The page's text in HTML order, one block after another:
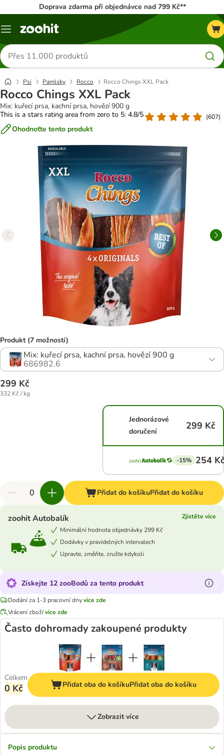
Doprava zdarma při objednávce nad 799 Kč**
Menu
Hledat
produkty
Psi Pamlsky Rocco Rocco Chings XXL Pack
Rocco Chings XXL Pack
Mix: kuřecí prsa, kachní prsa, hovězí 900 g
This is a stars rating area from zero to 5: 4.8/5
(607)
Ohodnoťte tento produkt
Produkt (7 možností)
Mix: kuřecí prsa, kachní prsa, hovězí 900 g
686982.6
299 Kč
332 Kč / kg
Jednorázové
doručení
299 Kč
-15% 254
Přidat do košíkuPřidat do košíku
zoohit Autobalík
Zjistěte více
Minimální hodnota objednávky 299 Kč
Dodávky v pravidelných intervalech
Upravte, změňte, zrušte kdykoli
Získejte 12 zooBodů za tento produkt
Dodání za 1-3 pracovní dnyvíce zde
Vrácení zbožívíce zde
Často dohromady zakoupené produkty
Celkem
0 Kč Přidat oba do košíkuPřidat oba do košíku
Zobrazit více
Popis produktu